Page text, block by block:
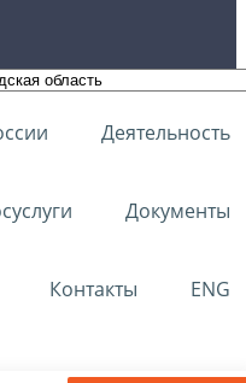
Деятельность
Документы
Контакты ENG